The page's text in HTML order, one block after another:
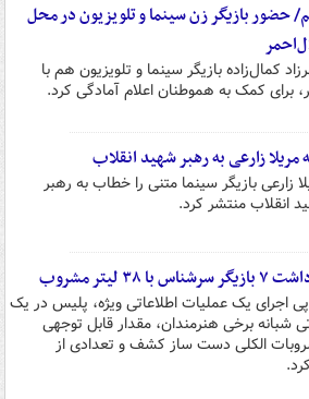
حضور بازیگر زن سینما و تلویزیون در محل
کمال‌زاده بازیگر سینما و تلویزیون هم با
کمک به هموطنان اعلام آمادگی کرد.
مریلا زارعی به رهبر شهید انقلاب
زارعی بازیگر سینما متنی را خطاب به رهبر
انقلاب منتشر کرد.
سرشناس‌ با ۳۸ لیتر مشروب
اجرای یک عملیات اطلاعاتی ویژه، پلیس در یک
شبانه برخی هنرمندان، مقدار قابل توجهی
الکلی دست ساز کشف و تعدادی از